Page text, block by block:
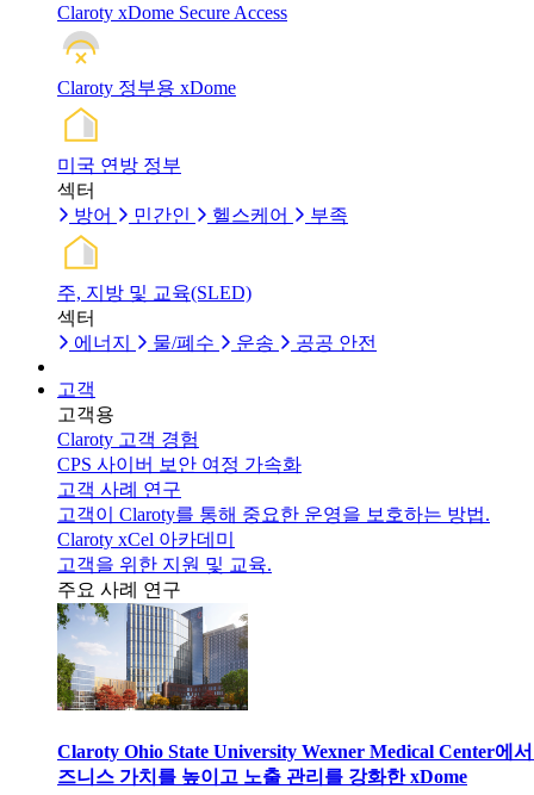
Claroty xDome Secure Access
Claroty 정부용 xDome
미국 연방 정부
섹터
방어
민간인 헬스케어 부족
주, 지방 및 교육(SLED)
섹터
에너지
물/폐수 운송 공공 안전
고객
고객용
Claroty 고객 경험
CPS 사이버 보안 여정 가속화
고객 사례 연구
고객이 Claroty를 통해 중요한 운영을 보호하는 방법.
Claroty xCel 아카데미
고객을 위한 지원 및 교육.
주요 사례 연구
Claroty Ohio State University Wexner Medical Center에
즈니스 가치를 높이고 노출 관리를 강화한 xDome